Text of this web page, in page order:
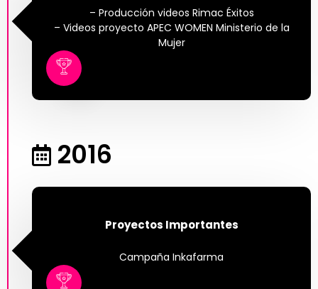
– Producción videos Rimac Éxitos
– Videos proyecto APEC WOMEN Ministerio de la
Mujer
Proyectos Importantes
Campaña Inkafarma
2016